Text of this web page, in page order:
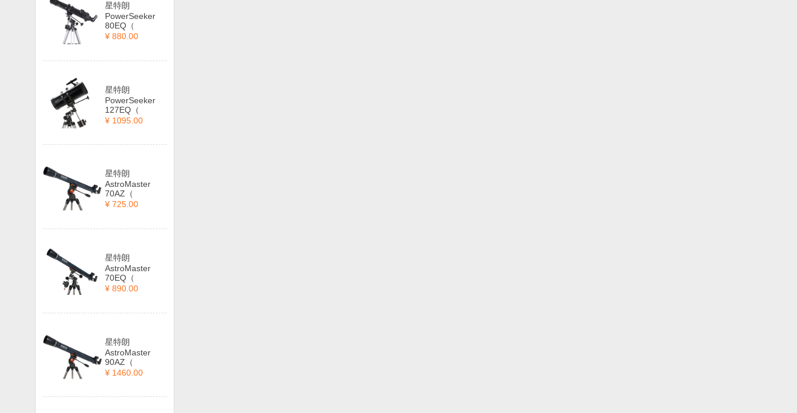
星特朗
PowerSeeker
80EQ（
¥ 880.00
星特朗
PowerSeeker
127EQ（
¥ 1095.00
星特朗
AstroMaster
70AZ（
¥ 725.00
星特朗
AstroMaster
70EQ（
¥ 890.00
星特朗
AstroMaster
90AZ（
¥ 1460.00